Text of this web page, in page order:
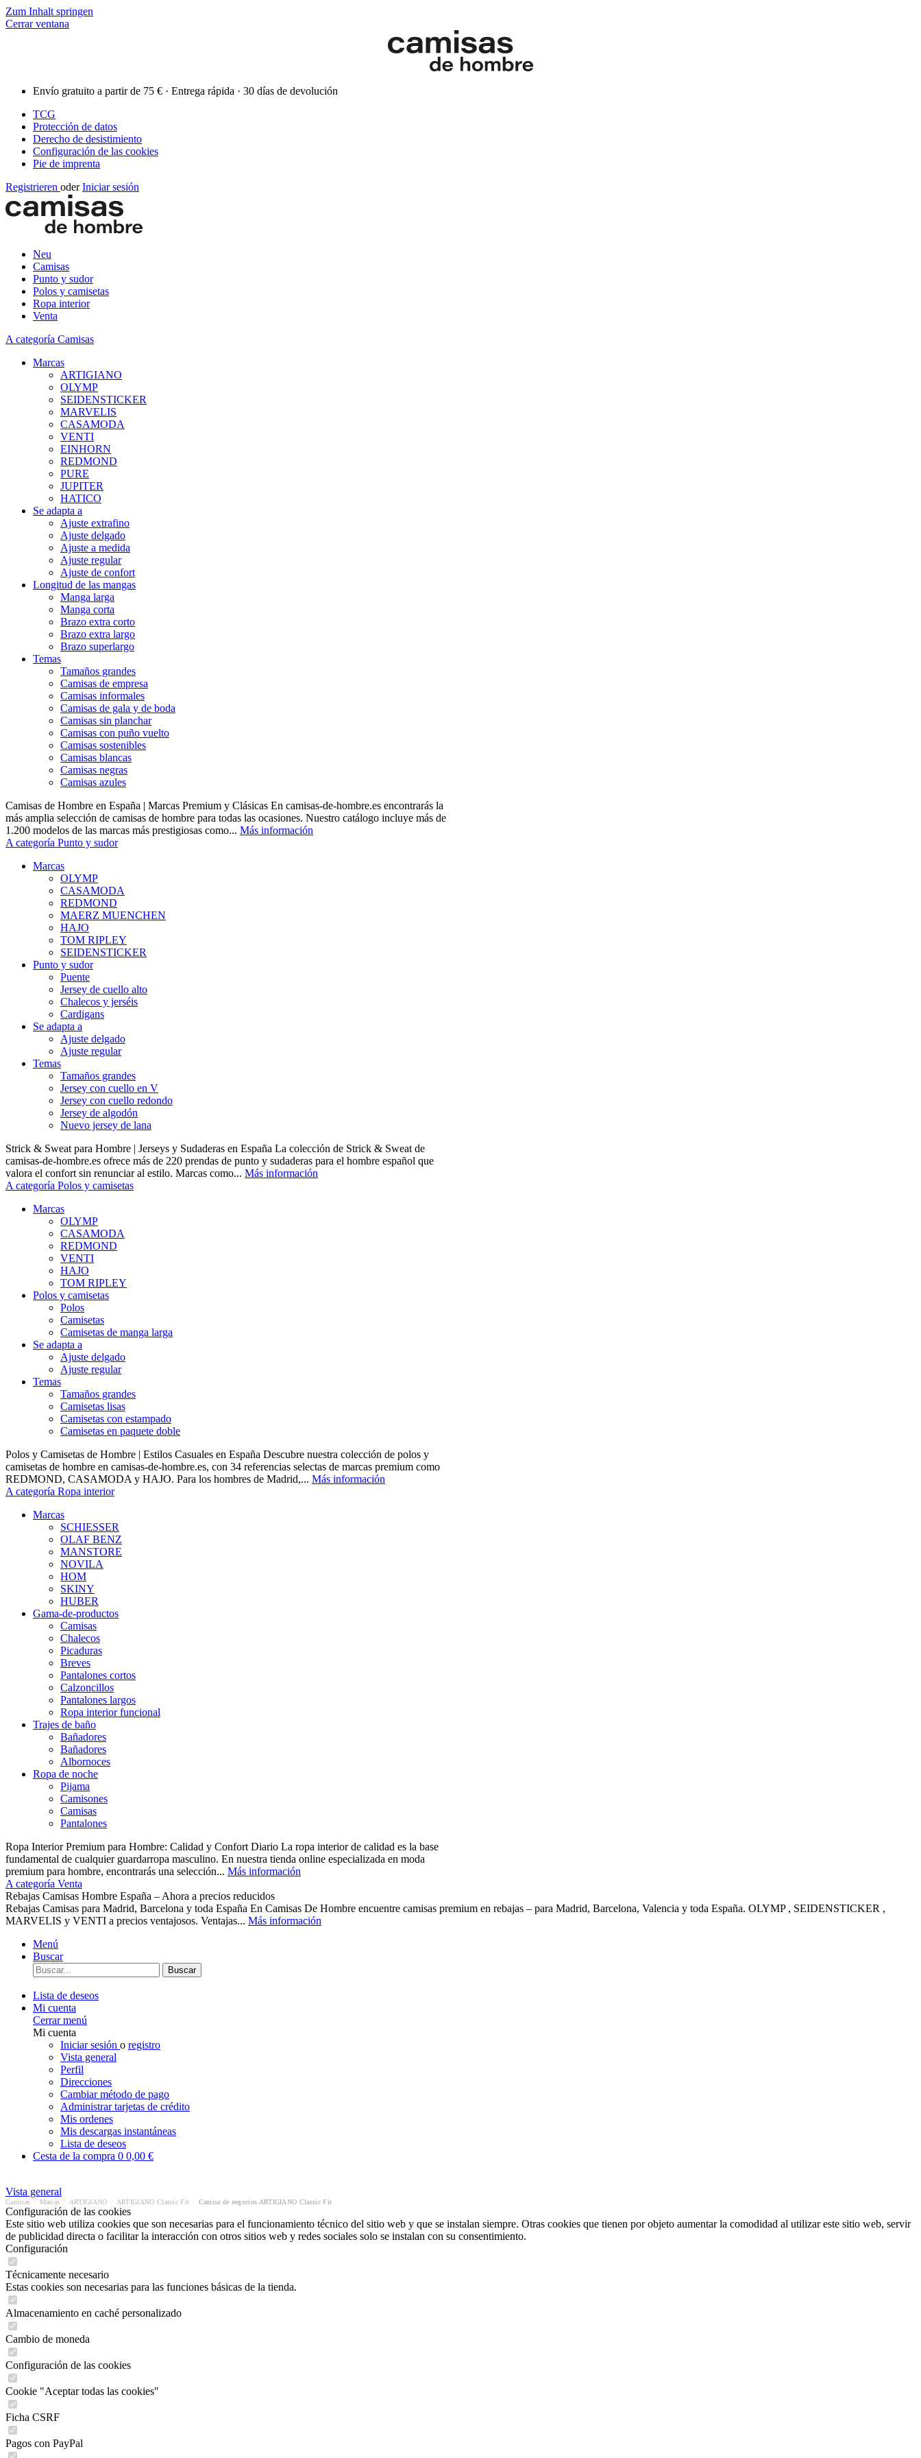
Zum Inhalt springen
Cerrar ventana
Envío gratuito a partir de 75 € · Entrega rápida · 30 días de devolución
TCG
Protección de datos
Derecho de desistimiento
Configuración de las cookies
Pie de imprenta
Registrieren oder Iniciar sesión
Neu
Camisas
Punto y sudor
Polos y camisetas
Ropa interior
Venta
A categoría Camisas
Marcas
ARTIGIANO
OLYMP
SEIDENSTICKER
MARVELIS
CASAMODA
VENTI
EINHORN
REDMOND
PURE
JUPITER
HATICO
Se adapta a
Ajuste extrafino
Ajuste delgado
Ajuste a medida
Ajuste regular
Ajuste de confort
Longitud de las mangas
Manga larga
Manga corta
Brazo extra corto
Brazo extra largo
Brazo superlargo
Temas
Tamaños grandes
Camisas de empresa
Camisas informales
Camisas de gala y de boda
Camisas sin planchar
Camisas con puño vuelto
Camisas sostenibles
Camisas blancas
Camisas negras
Camisas azules
Camisas de Hombre en España | Marcas Premium y Clásicas En camisas-de-hombre.es encontrarás la
más amplia selección de camisas de hombre para todas las ocasiones. Nuestro catálogo incluye más de
1.200 modelos de las marcas más prestigiosas como... Más información
A categoría Punto y sudor
Marcas
OLYMP
CASAMODA
REDMOND
MAERZ MUENCHEN
HAJO
TOM RIPLEY
SEIDENSTICKER
Punto y sudor
Puente
Jersey de cuello alto
Chalecos y jerséis
Cardigans
Se adapta a
Ajuste delgado
Ajuste regular
Temas
Tamaños grandes
Jersey con cuello en V
Jersey con cuello redondo
Jersey de algodón
Nuevo jersey de lana
Strick & Sweat para Hombre | Jerseys y Sudaderas en España La colección de Strick & Sweat de
camisas-de-hombre.es ofrece más de 220 prendas de punto y sudaderas para el hombre español que
valora el confort sin renunciar al estilo. Marcas como... Más información
A categoría Polos y camisetas
Marcas
OLYMP
CASAMODA
REDMOND
VENTI
HAJO
TOM RIPLEY
Polos y camisetas
Polos
Camisetas
Camisetas de manga larga
Se adapta a
Ajuste delgado
Ajuste regular
Temas
Tamaños grandes
Camisetas lisas
Camisetas con estampado
Camisetas en paquete doble
Polos y Camisetas de Hombre | Estilos Casuales en España Descubre nuestra colección de polos y
camisetas de hombre en camisas-de-hombre.es, con 34 referencias selectas de marcas premium como
REDMOND, CASAMODA y HAJO. Para los hombres de Madrid,... Más información
A categoría Ropa interior
Marcas
SCHIESSER
OLAF BENZ
MANSTORE
NOVILA
HOM
SKINY
HUBER
Gama-de-productos
Camisas
Chalecos
Picaduras
Breves
Pantalones cortos
Calzoncillos
Pantalones largos
Ropa interior funcional
Trajes de baño
Bañadores
Bañadores
Albornoces
Ropa de noche
Pijama
Camisones
Camisas
Pantalones
Ropa Interior Premium para Hombre: Calidad y Confort Diario La ropa interior de calidad es la base
fundamental de cualquier guardarropa masculino. En nuestra tienda online especializada en moda
premium para hombre, encontrarás una selección... Más información
A categoría Venta
Rebajas Camisas Hombre España – Ahora a precios reducidos
Rebajas Camisas para Madrid, Barcelona y toda España En Camisas De Hombre encuentre camisas premium en rebajas – para Madrid, Barcelona, Valencia y toda España. OLYMP , SEIDENSTICKER ,
MARVELIS y VENTI a precios ventajosos. Ventajas... Más información
Menú
Buscar
Buscar
Lista de deseos
Mi cuenta
Cerrar menú
Mi cuenta
Iniciar sesión o registro
Vista general
Perfil
Direcciones
Cambiar método de pago
Administrar tarjetas de crédito
Mis ordenes
Mis descargas instantáneas
Lista de deseos
Cesta de la compra 0 0,00 €
Vista general
Camisas Marcas ARTIGIANO ARTIGIANO Classic Fit Camisa de negocios ARTIGIANO Classic Fit
Configuración de las cookies
Este sitio web utiliza cookies que son necesarias para el funcionamiento técnico del sitio web y que se instalan siempre. Otras cookies que tienen por objeto aumentar la comodidad al utilizar este sitio web, servir
de publicidad directa o facilitar la interacción con otros sitios web y redes sociales solo se instalan con su consentimiento.
Configuración
Técnicamente necesario
Estas cookies son necesarias para las funciones básicas de la tienda.
Almacenamiento en caché personalizado
Cambio de moneda
Configuración de las cookies
Cookie "Aceptar todas las cookies"
Ficha CSRF
Pagos con PayPal